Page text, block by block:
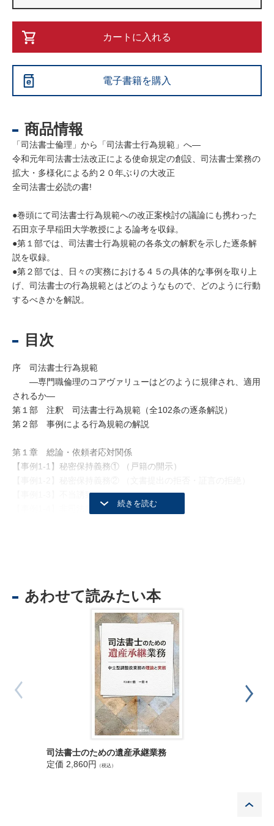
カートに入れる
電子書籍を購入
商品情報
「司法書士倫理」から「司法書士行為規範」へ―
令和元年司法書士法改正による使命規定の創設、司法書士業務の
拡大・多様化による約２０年ぶりの大改正
全司法書士必読の書!
●巻頭にて司法書士行為規範への改正案検討の議論にも携わった
石田京子早稲田大学教授による論考を収録。
●第１部では、司法書士行為規範の各条文の解釈を示した逐条解
説を収録。
●第２部では、日々の実務における４５の具体的な事例を取り上
げ、司法書士の行為規範とはどのようなもので、どのように行動
するべきかを解説。
目次
序 司法書士行為規範
―専門職倫理のコアヴァリューはどのように規律され、適用
されるか―
第１部 注釈 司法書士行為規範（全102条の逐条解説）
第２部 事例による行為規範の解説
第１章 総論・依頼者応対関係
【事例1-1】秘密保持義務① （戸籍の開示）
【事例1-3】不当誘致
【事例1-4】非司法書士との提携禁止
第２章 不動産・商業登記関係
【事例2-1】実体上の権利関係の把握（登記原因の調査確認）
【事例2-2】実体上の権利関係の把握等（依頼者及び代理人等の
【事例2-3】複数の代理人が関与する登記手続
【事例2-4】補助者による立会の禁止
【事例2-5】実体関係の把握、議事録等の書類作成
【事例2-6】本人確認と依頼内容・意思の確認
【事例2-7】いわゆる「決済バイト」について
【事例2-9】預り書類の管理
第３章 裁判業務等関係
あわせて読みたい本
司法書士のための遺産承継業務
定価 2,860円
（税込）